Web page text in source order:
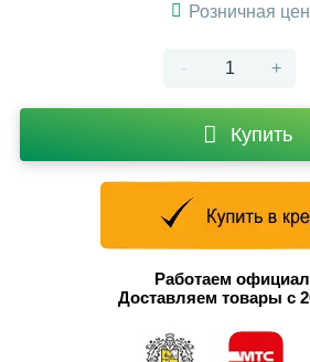
Розничная
- +
Купить
Работаем
Доставляем товары с